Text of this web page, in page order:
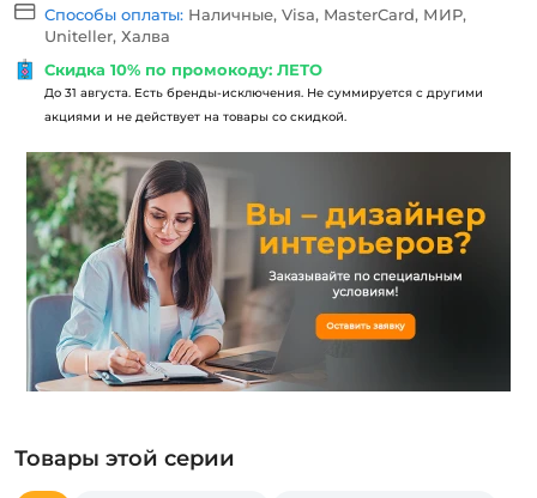
Способы оплаты: Наличные, Visa, MasterCard, МИР,
Uniteller, Халва
Скидка 10% по промокоду: ЛЕТО
До 31 августа. Есть бренды-исключения. Не суммируется с другими
акциями и не действует на товары со скидкой.
Товары этой серии